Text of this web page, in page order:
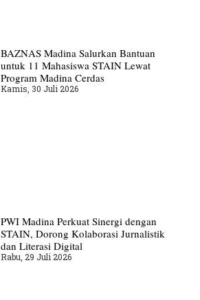
BAZNAS Madina Salurkan Bantuan
untuk 11 Mahasiswa STAIN Lewat
Program Madina Cerdas
Kamis, 30 Juli 2026
PWI Madina Perkuat Sinergi dengan
STAIN, Dorong Kolaborasi Jurnalistik
dan Literasi Digital
Rabu, 29 Juli 2026